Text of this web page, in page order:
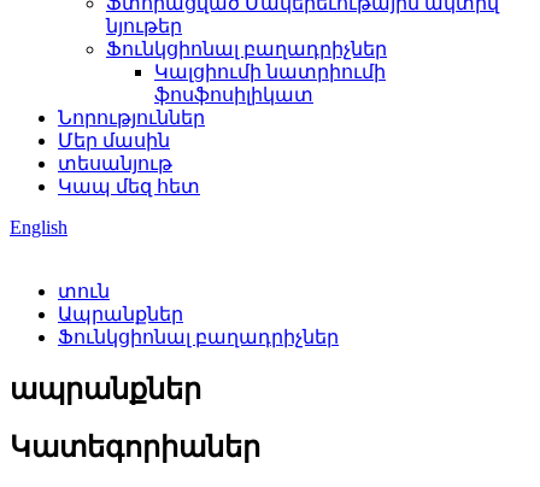
նյութեր
Ֆունկցիոնալ բաղադրիչներ
Կալցիումի նատրիումի
ֆոսֆոսիլիկատ
Նորություններ
Մեր մասին
տեսանյութ
Կապ մեզ հետ
English
տուն
Ապրանքներ
Ֆունկցիոնալ բաղադրիչներ
ապրանքներ
Կատեգորիաներ